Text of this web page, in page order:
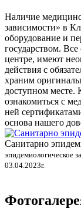
Наличие
зависимости» в
оборудование и
государством.
центре, имеют
действия с
храним
доступном
ознакомиться с
ней
основа нашего
Санитарно
эпидемиологическое
03.04.2023г.